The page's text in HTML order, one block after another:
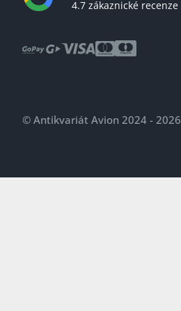
4.7 zákaznické recenze
© Antikvariát Avion 2024 - 2026